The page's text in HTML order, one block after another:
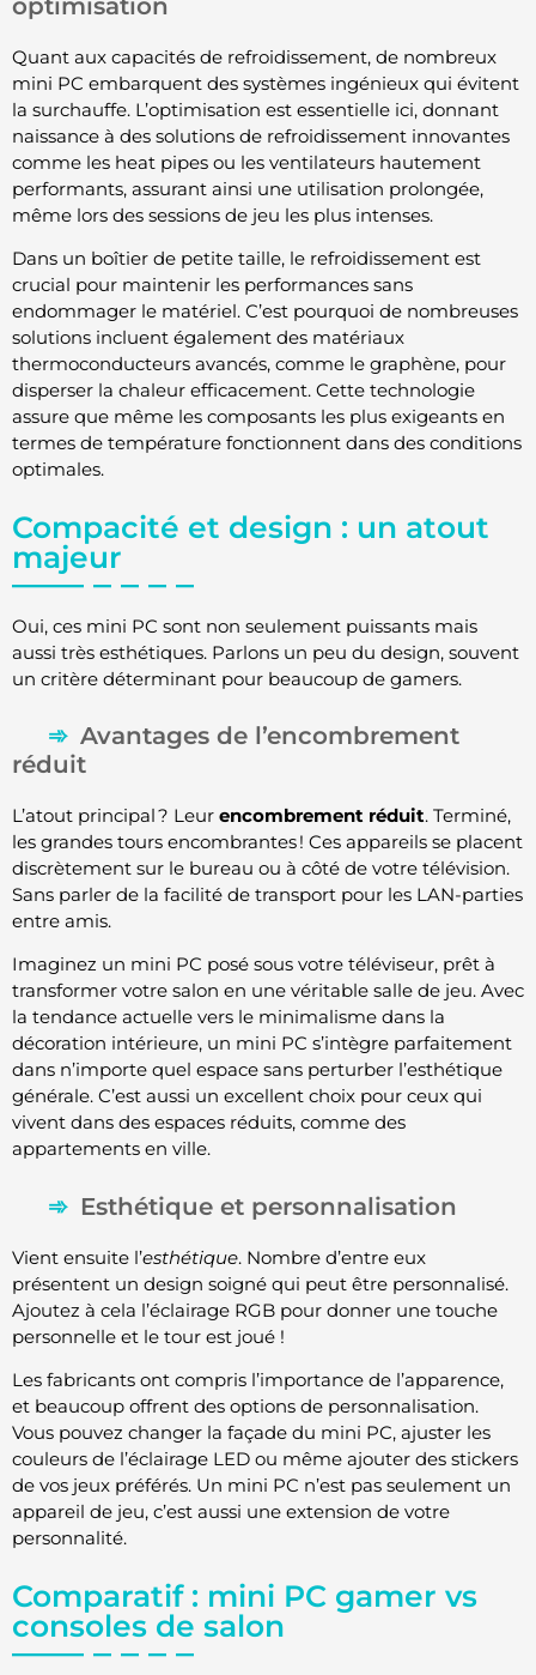
Quant aux capacités de refroidissement, de nombreux
mini PC embarquent des systèmes ingénieux qui évitent
la surchauffe. L’optimisation est essentielle ici, donnant
naissance à des solutions de refroidissement innovantes
comme les heat pipes ou les ventilateurs hautement
performants, assurant ainsi une utilisation prolongée,
même lors des sessions de jeu les plus intenses.
Dans un boîtier de petite taille, le refroidissement est
crucial pour maintenir les performances sans
endommager le matériel. C’est pourquoi de nombreuses
solutions incluent également des matériaux
thermoconducteurs avancés, comme le graphène, pour
disperser la chaleur efficacement. Cette technologie
assure que même les composants les plus exigeants en
termes de température fonctionnent dans des conditions
optimales.
Compacité et design : un atout
majeur
Oui, ces mini PC sont non seulement puissants mais
aussi très esthétiques. Parlons un peu du design, souvent
un critère déterminant pour beaucoup de gamers.
Avantages de l’encombrement
réduit
L’atout principal ? Leur encombrement réduit. Terminé,
les grandes tours encombrantes ! Ces appareils se placent
discrètement sur le bureau ou à côté de votre télévision.
Sans parler de la facilité de transport pour les LAN-parties
entre amis.
Imaginez un mini PC posé sous votre téléviseur, prêt à
transformer votre salon en une véritable salle de jeu. Avec
la tendance actuelle vers le minimalisme dans la
décoration intérieure, un mini PC s’intègre parfaitement
dans n’importe quel espace sans perturber l’esthétique
générale. C’est aussi un excellent choix pour ceux qui
vivent dans des espaces réduits, comme des
appartements en ville.
Esthétique et personnalisation
Vient ensuite l’esthétique. Nombre d’entre eux
présentent un design soigné qui peut être personnalisé.
Ajoutez à cela l’éclairage RGB pour donner une touche
personnelle et le tour est joué !
Les fabricants ont compris l’importance de l’apparence,
et beaucoup offrent des options de personnalisation.
Vous pouvez changer la façade du mini PC, ajuster les
couleurs de l’éclairage LED ou même ajouter des stickers
de vos jeux préférés. Un mini PC n’est pas seulement un
appareil de jeu, c’est aussi une extension de votre
personnalité.
Comparatif : mini PC gamer vs
consoles de salon